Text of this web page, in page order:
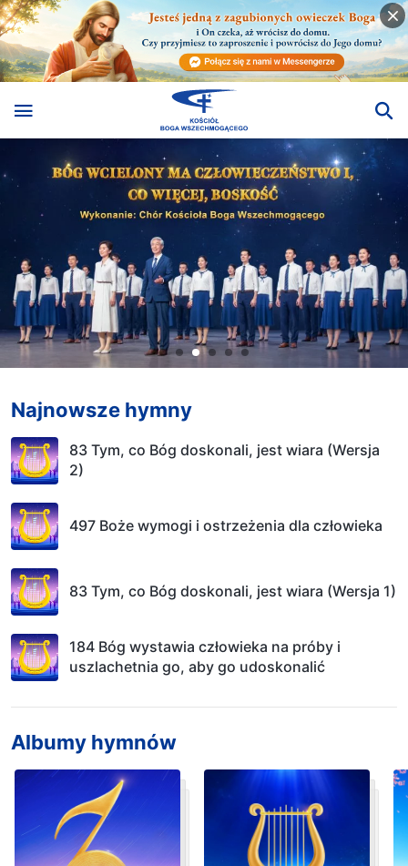
Najnowsze hymny
83 Tym, co Bóg doskonali, jest wiara (Wersja
2)
497 Boże wymogi i ostrzeżenia dla człowieka
83 Tym, co Bóg doskonali, jest wiara (Wersja 1)
184 Bóg wystawia człowieka na próby i
uszlachetnia go, aby go udoskonalić
Albumy hymnów